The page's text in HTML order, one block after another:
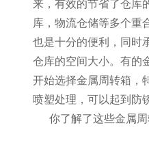
来，有效的节省了仓
库，物流仓储等多个
也是十分的便利，同
仓库的空间大小。有的
开始选择金属周转箱，
喷塑处理，可以起到
你了解了这些金属周转